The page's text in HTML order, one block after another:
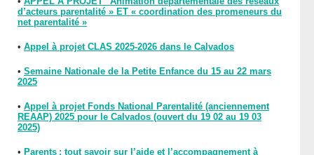
d’acteurs parentalité » ET « coordination des promeneurs du
net parentalité »
• Appel à projet CLAS 2025-2026 dans le Calvados
• Semaine Nationale de la Petite Enfance du 15 au 22 mars
2025
• Appel à projet Fonds National Parentalité (anciennement
REAAP) 2025 pour le Calvados (ouvert du 19 02 au 19 03
2025)
• Parents : tout savoir sur l’aide et l’accompagnement à